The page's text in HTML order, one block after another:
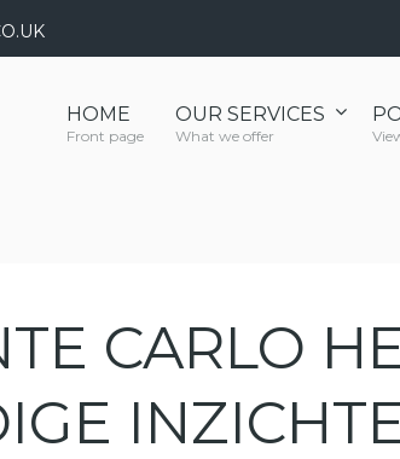
HOME
Front page
OUR SERVICES
What we offer
CARLO